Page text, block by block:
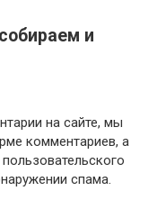
и
на сайте, мы
комментариев, а
спама.